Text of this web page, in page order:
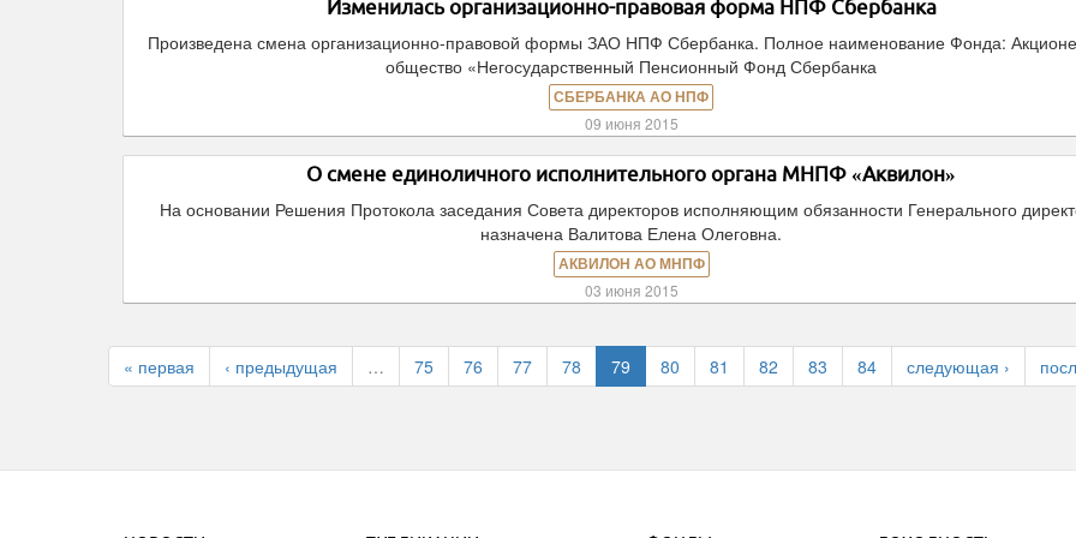
Изменилась организационно-правовая форма НПФ Сбербанка
Произведена смена организационно-правовой формы ЗАО НПФ Сбербанка. Полное наименование Фонда:
общество «Негосударственный Пенсионный Фонд Сбербанка
СБЕРБАНКА АО НПФ
09 июня 2015
О смене единоличного исполнительного органа МНПФ «Аквилон»
На основании Решения Протокола заседания Совета директоров исполняющим обязанности Генерального
назначена Валитова Елена Олеговна.
АКВИЛОН АО МНПФ
03 июня 2015
« первая ‹ предыдущая … 75 76 77 78 79 80 81 82 83 84 следующая ›